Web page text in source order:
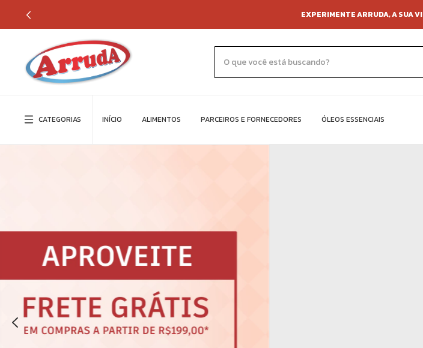
EXPERIMENTE ARRUDA, A SUA
CATEGORIAS INÍCIO ALIMENTOS PARCEIROS E FORNECEDORES
ÓLEOS ESSENCIAIS